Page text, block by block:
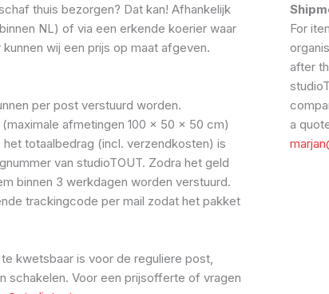
thuis bezorgen? Dat kan! Afhankelijk
NL) of via een erkende koerier waar
wij een prijs op maat afgeven.
per post verstuurd worden.
afmetingen 100 x 50 x 50 cm)
totaalbedrag (incl. verzendkosten) is
van studioTOUT. Zodra het geld
binnen 3 werkdagen worden verstuurd.
trackingcode per mail zodat het pakket
kwetsbaar is voor de reguliere post,
schakelen. Voor een prijsofferte of vragen
For
after
a